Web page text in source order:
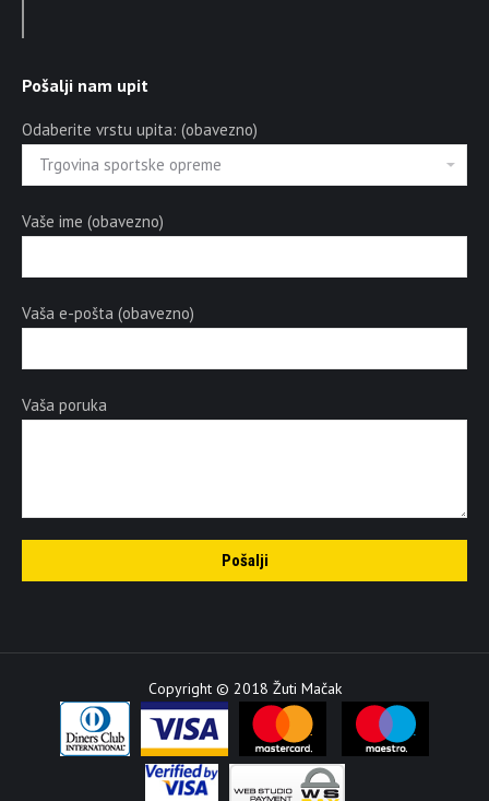
Pošalji nam upit
Odaberite vrstu upita: (obavezno)
Vaše ime (obavezno)
Vaša e-pošta (obavezno)
Vaša poruka
Copyright © 2018 Žuti Mačak